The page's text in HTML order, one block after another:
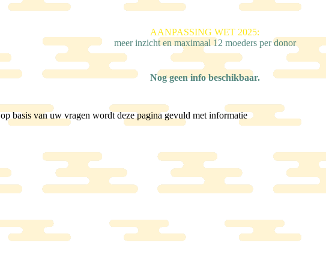
AANPASSING WET 2025:
meer inzicht en maximaal 12 moeders per donor
Nog geen info beschikbaar.
op basis van uw vragen wordt deze pagina gevuld met informatie